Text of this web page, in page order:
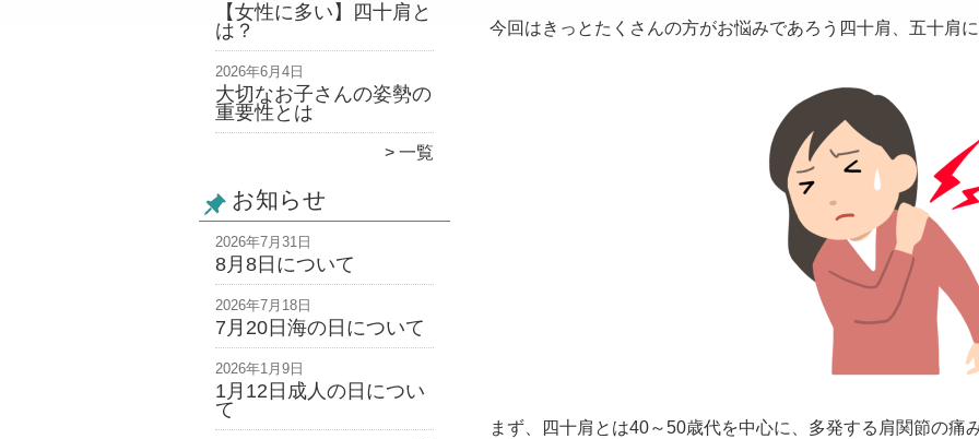
【女性に多い】四十肩と
は？
2026年6月4日
大切なお子さんの姿勢の
重要性とは
一覧
お知らせ
2026年7月31日
8月8日について
2026年7月18日
7月20日海の日について
2026年1月9日
1月12日成人の日につい
て
今回はきっとたくさんの方がお悩みであろう四十肩、五十肩
まず、四十肩とは40～50歳代を中心に、多発する肩関節の痛